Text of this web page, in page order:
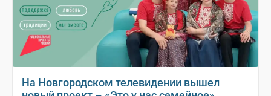
На Новгородском телевидении вышел